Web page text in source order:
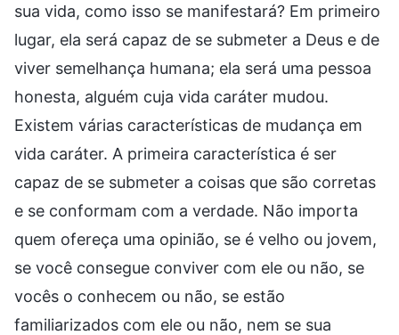
sua vida, como isso se manifestará? Em primeiro
lugar, ela será capaz de se submeter a Deus e de
viver semelhança humana; ela será uma pessoa
honesta, alguém cuja vida caráter mudou.
Existem várias características de mudança em
vida caráter. A primeira característica é ser
capaz de se submeter a coisas que são corretas
e se conformam com a verdade. Não importa
quem ofereça uma opinião, se é velho ou jovem,
se você consegue conviver com ele ou não, se
vocês o conhecem ou não, se estão
familiarizados com ele ou não, nem se sua